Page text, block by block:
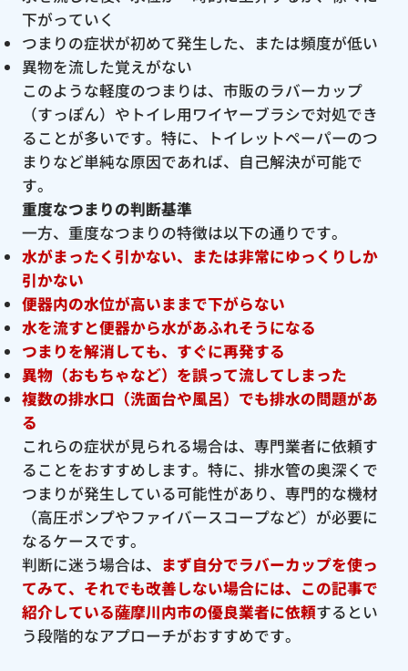
下がっていく
つまりの症状が初めて発生した、または頻度が低い
異物を流した覚えがない
このような軽度のつまりは、市販のラバーカップ
（すっぽん）やトイレ用ワイヤーブラシで対処でき
ることが多いです。特に、トイレットペーパーのつ
まりなど単純な原因であれば、自己解決が可能で
す。
重度なつまりの判断基準
一方、重度なつまりの特徴は以下の通りです。
水がまったく引かない、または非常にゆっくりしか
引かない
便器内の水位が高いままで下がらない
水を流すと便器から水があふれそうになる
つまりを解消しても、すぐに再発する
異物（おもちゃなど）を誤って流してしまった
複数の排水口（洗面台や風呂）でも排水の問題があ
る
これらの症状が見られる場合は、専門業者に依頼す
ることをおすすめします。特に、排水管の奥深くで
つまりが発生している可能性があり、専門的な機材
（高圧ポンプやファイバースコープなど）が必要に
なるケースです。
判断に迷う場合は、 まず自分でラバーカップを使っ
てみて、それでも改善しない場合には、この記事で
紹介している薩摩川内市の優良業者に依頼するとい
う段階的なアプローチがおすすめです。